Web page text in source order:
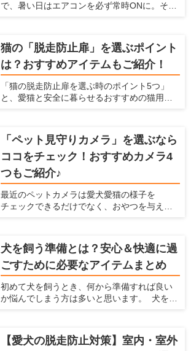
で、暑い日はエアコンを必ず常時ONに。そこ
隙間をつくらない」「空気の流れをつくる」
の2点。電気代の節約にも。
猫の「脱走防止扉」を選ぶポイント
は？おすすめアイテムもご紹介！
「猫の脱走防止扉を選ぶ時のポイント5つ」
と、愛猫と安全に暮らせるおすすめの猫用脱
「ペット見守りカメラ」を選ぶなら
ココをチェック！おすすめカメラ4
つもご紹介♪
最近のペットカメラは愛犬愛猫の様子を
チェックできるだけでなく、おやつを与えら
す。たくさんのメーカー、種類がズラリ並ん
でいて、どれを選んで良いか迷ってしまいま
すよね。 そこで今回は、ペットカメラを選ぶ
ときのポイント5つと、おすすめのペットカメ
ラ4つをご紹介いたします
犬を飼う準備とは？安心＆快適に過
ごすために必要なアイテムまとめ
初めて犬を飼うとき、何から準備すれば良い
か悩んでしまう方は多いと思います。 犬を飼
使うものなので、犬を飼う前に準備しておく
と慌てずに済みます。ケガや事故防止に、床
【愛犬の脱走防止対策】室内・室外